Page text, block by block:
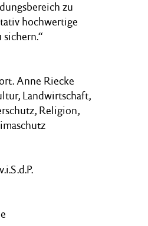
zu
hochwertige
Anne Riecke
Landwirtschaft,
Religion,